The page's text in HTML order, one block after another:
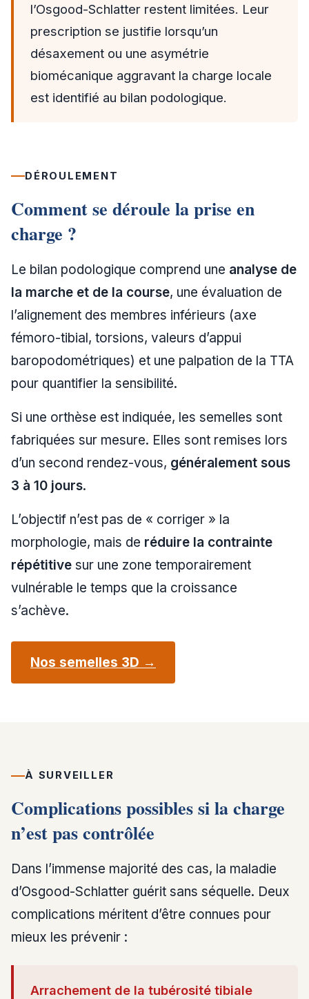
l’Osgood-Schlatter restent limitées. Leur
prescription se justifie lorsqu’un
désaxement ou une asymétrie
biomécanique aggravant la charge locale
est identifié au bilan podologique.
DÉROULEMENT
Comment se déroule la prise en
charge ?
Le bilan podologique comprend une analyse de
la marche et de la course, une évaluation de
l’alignement des membres inférieurs (axe
fémoro-tibial, torsions, valeurs d’appui
baropodométriques) et une palpation de la TTA
pour quantifier la sensibilité.
Si une orthèse est indiquée, les semelles sont
fabriquées sur mesure. Elles sont remises lors
d’un second rendez-vous, généralement sous
3 à 10 jours.
L’objectif n’est pas de « corriger » la
morphologie, mais de réduire la contrainte
répétitive sur une zone temporairement
vulnérable le temps que la croissance
s’achève.
Nos semelles 3D →
À SURVEILLER
Complications possibles si la charge
n’est pas contrôlée
Dans l’immense majorité des cas, la maladie
d’Osgood-Schlatter guérit sans séquelle. Deux
complications méritent d’être connues pour
mieux les prévenir :
Arrachement de la tubérosité tibiale